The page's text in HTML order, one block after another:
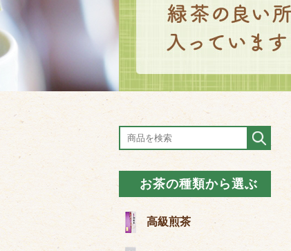
お茶の種類から選ぶ
高級煎茶